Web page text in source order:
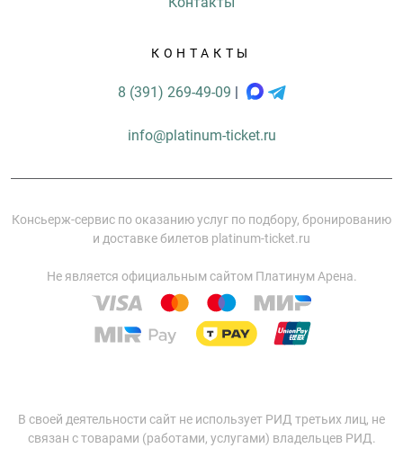
КОНТАКТЫ
8 (391) 269-49-09 |
info@platinum-ticket.ru
Консьерж-сервис по оказанию услуг по подбору, бронированию
и доставке билетов platinum-ticket.ru
Не является официальным сайтом Платинум Арена.
В своей деятельности сайт не использует РИД третьих лиц, не
связан с товарами (работами, услугами) владельцев РИД.